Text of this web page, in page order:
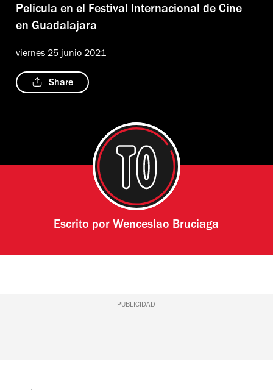
Película en el Festival Internacional de Cine
en Guadalajara
viernes 25 junio 2021
Share
Escrito por Wenceslao Bruciaga
PUBLICIDAD